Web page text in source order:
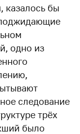
казалось бы
одно из
следование
трёх
было